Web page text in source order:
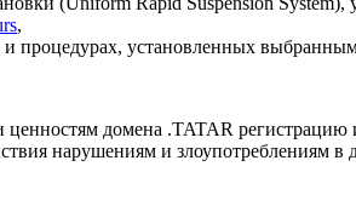
,
процедурах, установленных
домена .TATAR регистрацию
нарушениям и злоупотреблениям